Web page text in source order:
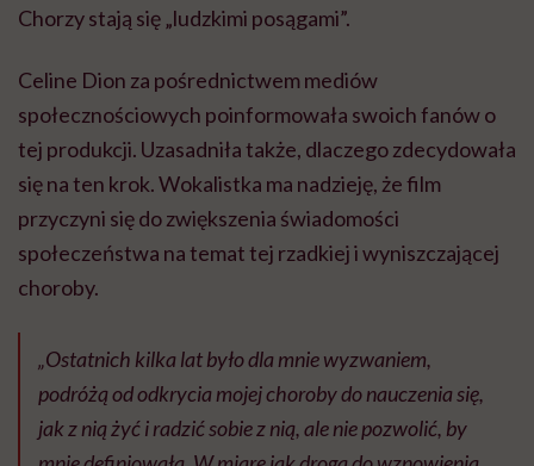
Chorzy stają się „ludzkimi posągami”.
Celine Dion za pośrednictwem mediów
społecznościowych poinformowała swoich fanów o
tej produkcji. Uzasadniła także, dlaczego zdecydowała
się na ten krok. Wokalistka ma nadzieję, że film
przyczyni się do zwiększenia świadomości
społeczeństwa na temat tej rzadkiej i wyniszczającej
choroby.
„Ostatnich kilka lat było dla mnie wyzwaniem,
podróżą od odkrycia mojej choroby do nauczenia się,
jak z nią żyć i radzić sobie z nią, ale nie pozwolić, by